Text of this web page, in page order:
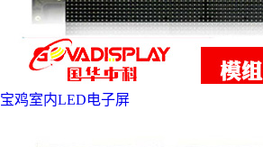
宝鸡室内LED电子屏